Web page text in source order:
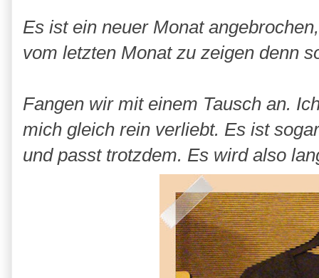
Es ist ein neuer Monat
vom letzten Monat zu zeigen denn
Fangen wir mit einem Tausch an.
mich gleich rein verliebt. Es ist
und passt trotzdem. Es wird also